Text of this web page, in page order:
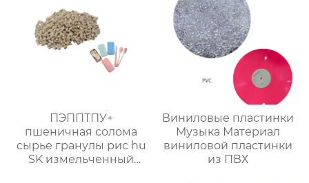
ПЭППТПУ+
пшеничная солома
сырье гранулы рис hu
SK измельченный
Виниловые пластинки
Музыка Материал
виниловой пластинки
из ПВХ